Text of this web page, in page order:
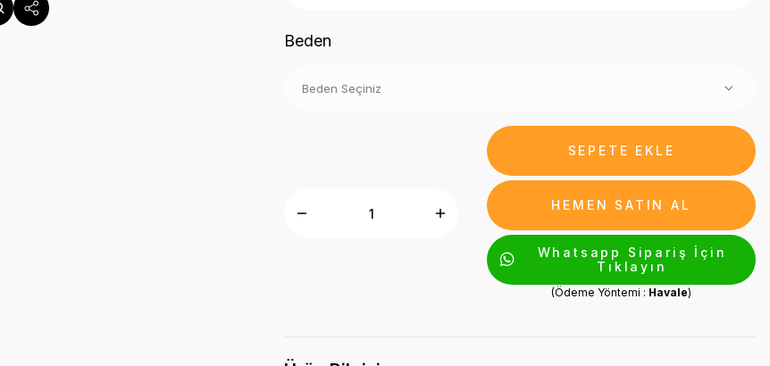
Beden
SEPETE EKLE
HEMEN SATIN AL
Whatsapp Sipariş İçin
Tıklayın
(Ödeme Yöntemi : Havale)